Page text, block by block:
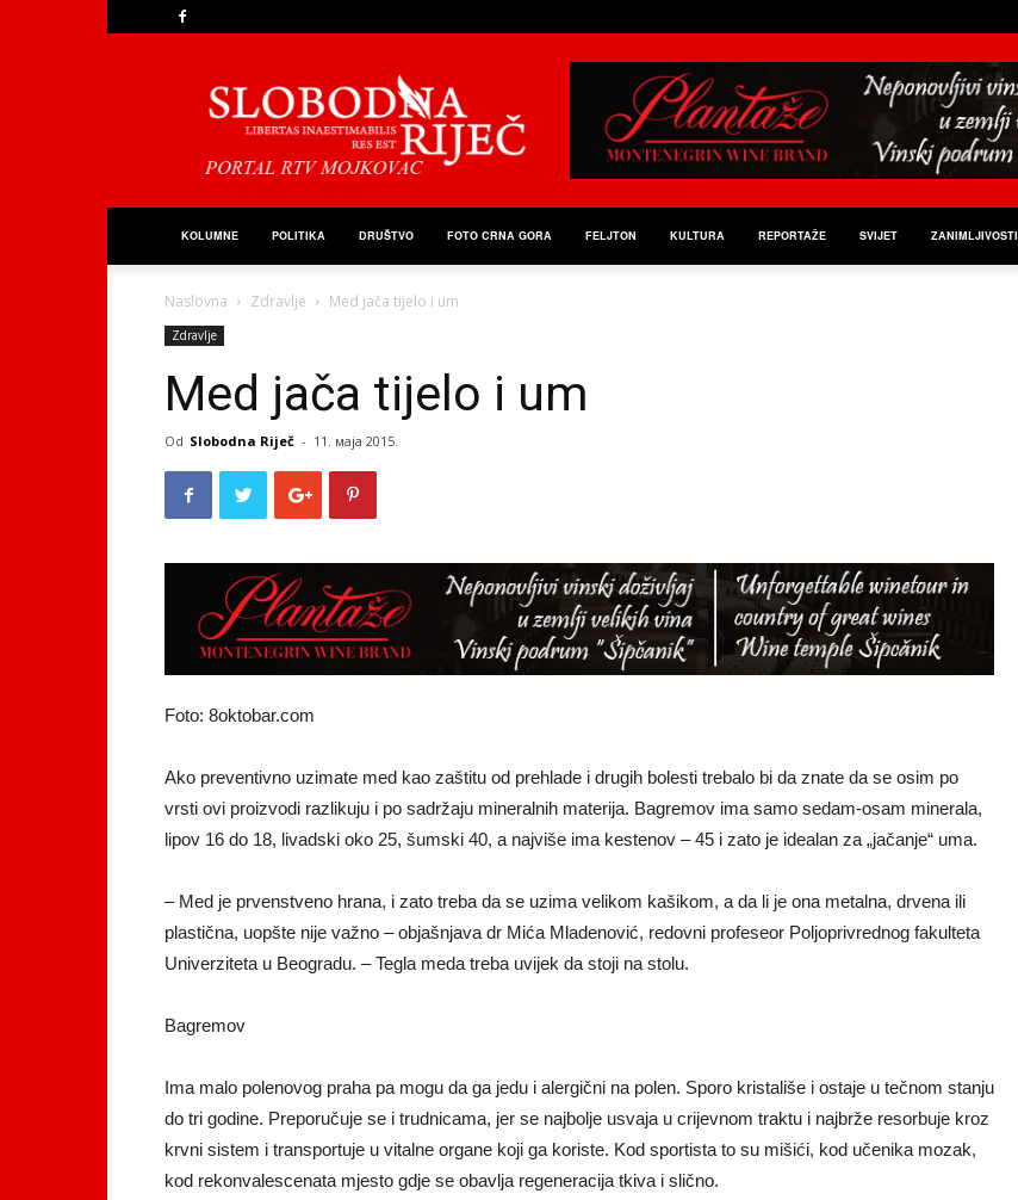
Riječ
KOLUMNE POLITIKA DRUŠTVO FOTO CRNA GORA FELJTON KULTURA REPORTAŽE SVIJET ZANIMLJIVOSTI
Naslovna Zdravlje Med jača tijelo i um
Zdravlje
Med jača tijelo i um
Od Slobodna Riječ - 11. маја 2015.
Foto: 8oktobar.com
Ako preventivno uzimate med kao zaštitu od prehlade i drugih bolesti trebalo bi da znate da se osim po
vrsti ovi proizvodi razlikuju i po sadržaju mineralnih materija. Bagremov ima samo sedam-osam minerala,
lipov 16 do 18, livadski oko 25, šumski 40, a najviše ima kestenov – 45 i zato je idealan za „jačanje“ uma.
– Med je prvenstveno hrana, i zato treba da se uzima velikom kašikom, a da li je ona metalna, drvena ili
plastična, uopšte nije važno – objašnjava dr Mića Mladenović, redovni profeseor Poljoprivrednog fakulteta
Univerziteta u Beogradu. – Tegla meda treba uvijek da stoji na stolu.
Bagremov
Ima malo polenovog praha pa mogu da ga jedu i alergični na polen. Sporo kristališe i ostaje u tečnom stanju
do tri godine. Preporučuje se i trudnicama, jer se najbolje usvaja u crijevnom traktu i najbrže resorbuje kroz
krvni sistem i transportuje u vitalne organe koji ga koriste. Kod sportista to su mišići, kod učenika mozak,
kod rekonvalescenata mjesto gdje se obavlja regeneracija tkiva i slično.